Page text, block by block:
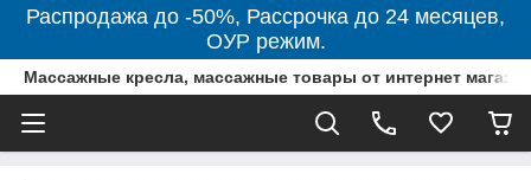
Распродажа до -50%, Рассрочка до 24 месяцев,
ОУР режим.
Массажные кресла, массажные товары от интернет